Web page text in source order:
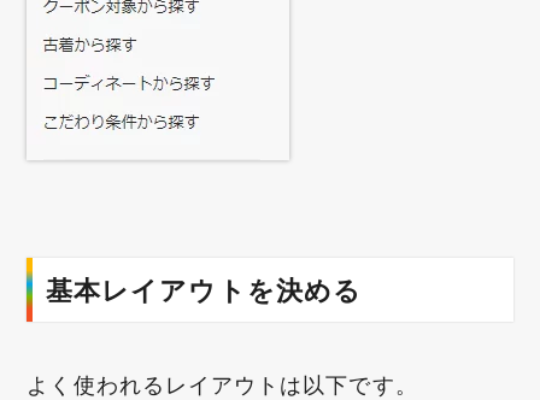
基本レイアウトを決める
よく使われるレイアウトは以下です。